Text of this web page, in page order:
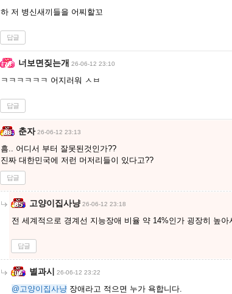
하 저 병신새끼들을 어찌할꼬
답글
너보면짖는개 26-06-12 23:10
ㅋㅋㅋㅋㅋㅋ 어지러워 ㅅㅂ
답글
춘자 26-06-12 23:13
흠.. 어디서 부터 잘못된것인가??
진짜 대한민국에 저런 머저리들이 있다고??
답글
고양이집사냥 26-06-12 23:18
전 세계적으로 경계선 지능장애 비율 약 14%인가 굉장히 높아
답글
별과시 26-06-12 23:22
@고양이집사냥 장애라고 적으면 누가 욕합니다.